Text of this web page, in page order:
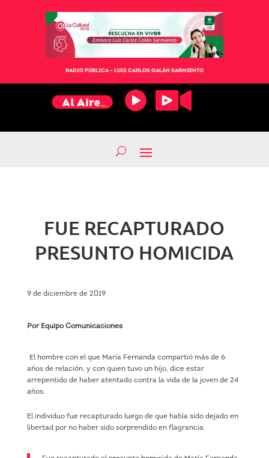
RADIO PÚBLICA – LUIS CARLOS GALÁN SARMIENTO
FUE RECAPTURADO
PRESUNTO HOMICIDA
9 de diciembre de 2019
Por Equipo Comunicaciones
El hombre con el que María Fernanda compartió más de 6
años de relación, y con quien tuvo un hijo, dice estar
arrepentido de haber atentado contra la vida de la joven de 24
años.
El individuo fue recapturado luego de que había sido dejado en
libertad por no haber sido sorprendido en flagrancia.